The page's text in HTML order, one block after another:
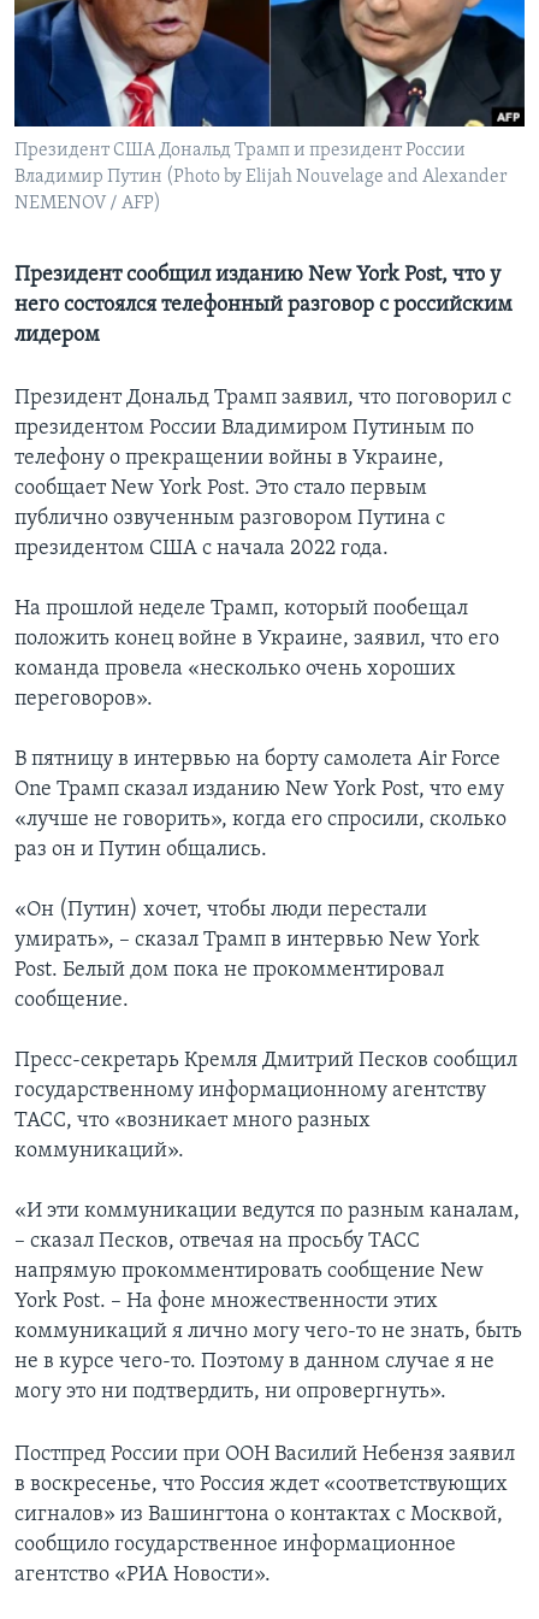
Learning English
СОЦИАЛЬНЫЕ СЕТИ
Президент США Дональд Трамп и президент России
Владимир Путин (Photo by Elijah Nouvelage and Alexander
NEMENOV / AFP)
Президент сообщил изданию New York Post, что у
него состоялся телефонный разговор с российским
лидером
Президент Дональд Трамп заявил, что поговорил с
президентом России Владимиром Путиным по
телефону о прекращении войны в Украине,
сообщает New York Post. Это стало первым
публично озвученным разговором Путина с
президентом США с начала 2022 года.
На прошлой неделе Трамп, который пообещал
положить конец войне в Украине, заявил, что его
команда провела «несколько очень хороших
переговоров».
В пятницу в интервью на борту самолета Air Force
One Трамп сказал изданию New York Post, что ему
«лучше не говорить», когда его спросили, сколько
раз он и Путин общались.
«Он (Путин) хочет, чтобы люди перестали
умирать», – сказал Трамп в интервью New York
Post. Белый дом пока не прокомментировал
сообщение.
Пресс-секретарь Кремля Дмитрий Песков сообщил
государственному информационному агентству
ТАСС, что «возникает много разных
коммуникаций».
«И эти коммуникации ведутся по разным каналам,
– сказал Песков, отвечая на просьбу ТАСС
напрямую прокомментировать сообщение New
York Post. – На фоне множественности этих
коммуникаций я лично могу чего-то не знать, быть
не в курсе чего-то. Поэтому в данном случае я не
могу это ни подтвердить, ни опровергнуть».
Постпред России при ООН Василий Небензя заявил
в воскресенье, что Россия ждет «соответствующих
сигналов» из Вашингтона о контактах с Москвой,
сообщило государственное информационное
агентство «РИА Новости».